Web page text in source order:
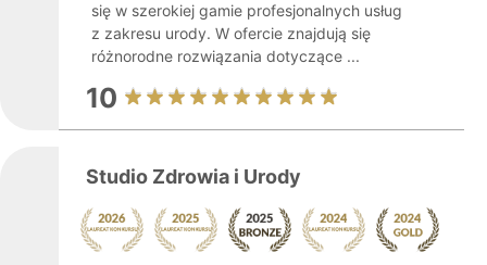
się w szerokiej gamie profesjonalnych usług
z zakresu urody. W ofercie znajdują się
różnorodne rozwiązania dotyczące ...
10
Studio Zdrowia i Urody